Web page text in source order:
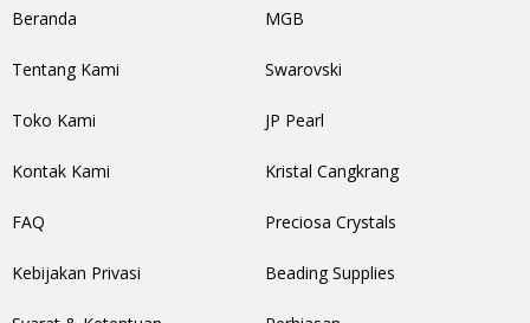
Beranda
Tentang Kami
Toko Kami
Kontak Kami
FAQ
Kebijakan Privasi
MGB
Swarovski
JP Pearl
Kristal Cangkrang
Preciosa Crystals
Beading Supplies